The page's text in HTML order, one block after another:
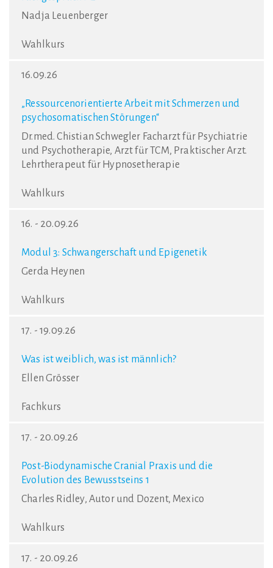
Nadja Leuenberger
Wahlkurs
16.09.26
„Ressourcenorientierte Arbeit mit Schmerzen und
psychosomatischen Störungen“
Dr.med. Chistian Schwegler Facharzt für Psychiatrie
und Psychotherapie, Arzt für TCM, Praktischer Arzt.
Lehrtherapeut für Hypnosetherapie
Wahlkurs
16. - 20.09.26
Modul 3: Schwangerschaft und Epigenetik
Gerda Heynen
Wahlkurs
17. - 19.09.26
Was ist weiblich, was ist männlich?
Ellen Grösser
Fachkurs
17. - 20.09.26
Post-Biodynamische Cranial Praxis und die
Evolution des Bewusstseins 1
Charles Ridley, Autor und Dozent, Mexico
Wahlkurs
17. - 20.09.26